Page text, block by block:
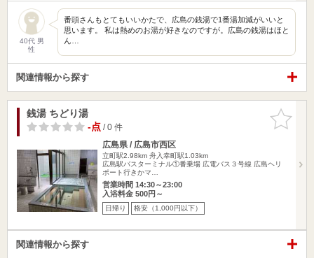
40代 男
性
番頭さんもとてもいいかたで、広島の銭湯で1番湯加減がいいと
思います。 私は熱めのお湯が好きなのですが。広島の銭湯はほと
ん…
関連情報から探す
お気に入
りに追加
銭湯 ちどり湯
-点/ 0 件
広島県 / 広島市西区
立町駅2.98km 舟入幸町駅1.03km
広島駅バスターミナル①番乗場 広電バス３号線 広島ヘリ
ポート行きかマ…
営業時間 14:30～23:00
入浴料金 500円～
日帰り 格安（1,000円以下）
関連情報から探す